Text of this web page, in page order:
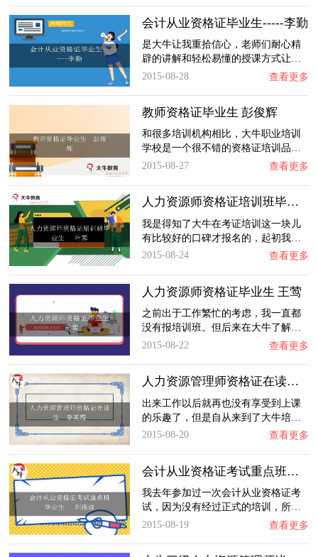
会计从业资格证毕业生-----李勤
是大牛让我重拾信心，老师们耐心精
辟的讲解和轻松易懂的授课方式让…
2015-08-28
查看更多
教师资格证毕业生 彭俊辉
和很多培训机构相比，大牛职业培训
学校是一个很不错的资格证培训品…
2015-08-27
查看更多
人力资源师资格证培训班毕业生 叶霁
我是得知了大牛在考证培训这一块儿
有比较好的口碑才报名的，起初我…
2015-08-24
查看更多
人力资源师资格证毕业生 王莺
之前出于工作繁忙的考虑，我一直都
没有报培训班。但后来在大牛了解…
2015-08-22
查看更多
人力资源管理师资格证在读生 李美霞
出来工作以后就再也没有享受到上课
的乐趣了，但是自从来到了大牛培…
2015-08-20
查看更多
会计从业资格证考试重点班毕业生 刘伟谊
我去年参加过一次会计从业资格证考
试，因为没有经过正式的培训，所…
2015-08-19
查看更多